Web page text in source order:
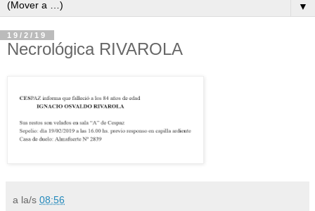
▼
19/2/19
Necrológica RIVAROLA
a la/s 08:56